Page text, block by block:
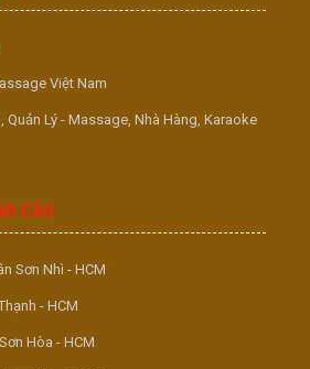
Việt Nam
Quản Lý - Massage, Nhà Hàng, Karaoke
CÁO
Sơn Nhì - HCM
- HCM
Hòa - HCM